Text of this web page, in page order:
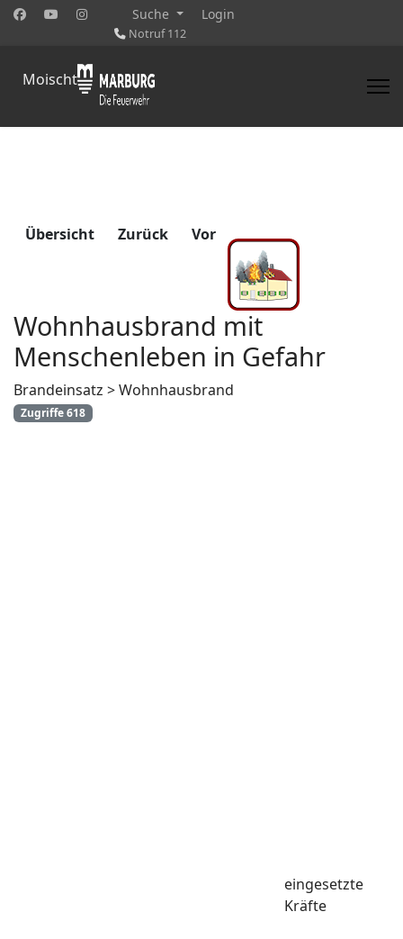
Suche Login
Notruf 112
Moischt
Übersicht Zurück Vor
Wohnhausbrand mit
Menschenleben in Gefahr
Brandeinsatz > Wohnhausbrand
Zugriffe 618
eingesetzte
Kräfte